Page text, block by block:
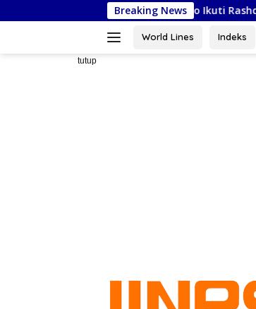
ke
Breaking News
Syafi’iyah Sidoarjo Ikuti Rashdul Kiblat Nasional,
World Lines Indeks
tutup